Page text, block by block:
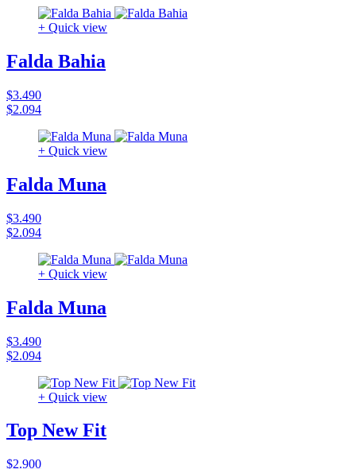
+ Quick view
Falda Bahia
$3.490
$2.094
+ Quick view
Falda Muna
$3.490
$2.094
+ Quick view
Falda Muna
$3.490
$2.094
+ Quick view
Top New Fit
$2.900